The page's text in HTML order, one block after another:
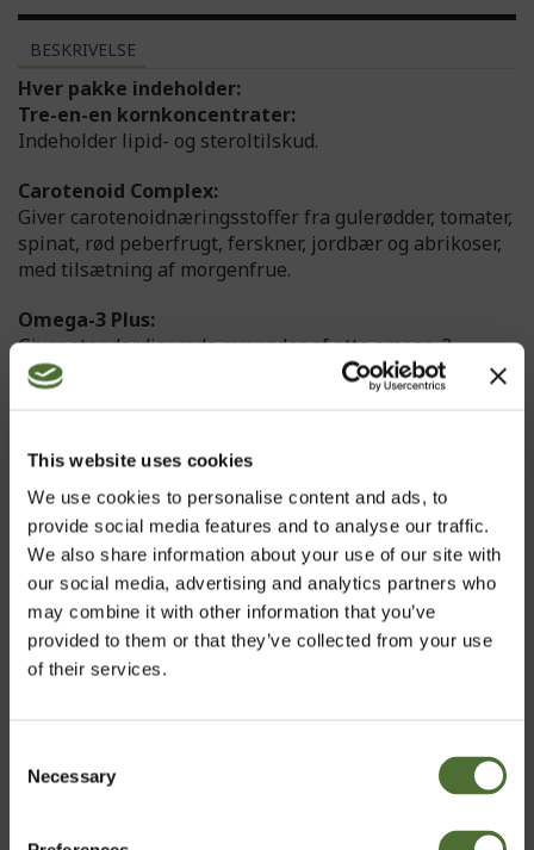
This website uses cookies
We use cookies to personalise content and ads, to
provide social media features and to analyse our traffic.
We also share information about your use of our site with
our social media, advertising and analytics partners who
may combine it with other information that you’ve
provided to them or that they’ve collected from your use
of their services.
Selection
Necessary
BESKRIVELSE
Hver pakke indeholder:
Tre-en-en kornkoncentrater:
Indeholder lipid- og steroltilskud.
Carotenoid Complex:
Giver carotenoidnæringsstoffer fra gulerødder, tomater,
spinat, rød peberfrugt, ferskner, jordbær og abrikoser,
med tilsætning af morgenfrue.
Omega-3 Plus:
Giver standardiserede mængder af otte omega-3
fedtsyrer, herunder EPA og DHA.
Giver 22 vigtige vitaminer og mineraler, der afhjælper
de ernæringsmæssige mangler, der ofte er i den daglige
kost.
Vitamin C og E bidrager til at beskytte cellerne mod
oxidativt stress.
EPA og DHA bidrager til en normal hjertefunktion.
Virkningen opnås ved et dagligt indtag på 250 mg EPA
og DHA.
Vitamin A, C, og D bidrager til en normal
Zink bidrager til at opretholde normal hud, hår og
negle.
• Udviklet med henblik på at fremme hurtig opløsning og maksimal